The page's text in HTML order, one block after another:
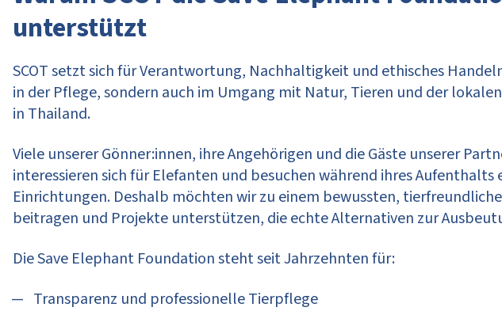
unterstützt
SCOT setzt sich für Verantwortung, Nachhaltigkeit und ethisches
in der Pflege, sondern auch im Umgang mit Natur, Tieren und der
in Thailand.
Viele unserer Gönner:innen, ihre Angehörigen und die Gäste unserer
interessieren sich für Elefanten und besuchen während ihres Aufenthalts
Einrichtungen. Deshalb möchten wir zu einem bewussten,
beitragen und Projekte unterstützen, die echte Alternativen zur
Die Save Elephant Foundation steht seit Jahrzehnten für:
Transparenz und professionelle Tierpflege